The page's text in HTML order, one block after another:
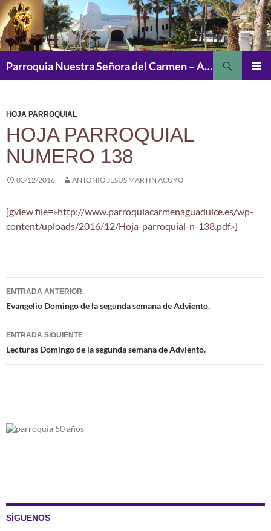
Saltar
al
contenido
Parroquia Nuestra Señora del Carmen – Aguadulce
HOJA PARROQUIAL
HOJA PARROQUIAL
NUMERO 138
03/12/2016 ANTONIO JESUS MARTIN ACUYO
[gview file=»http://www.parroquiacarmenaguadulce.es/wp-
content/uploads/2016/12/Hoja-parroquial-n-138.pdf»]
Navegación
de
entradas
ENTRADA ANTERIOR
Evangelio Domingo de la segunda semana de Adviento.
ENTRADA SIGUIENTE
Lecturas Domingo de la segunda semana de Adviento.
SÍGUENOS